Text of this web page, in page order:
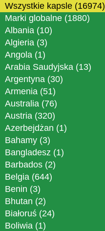
Wszystkie kapsle (16974)
Marki globalne (1880)
Albania (10)
Algieria (3)
Angola (1)
Arabia Saudyjska (13)
Argentyna (30)
Armenia (51)
Australia (76)
Austria (320)
Azerbejdżan (1)
Bahamy (3)
Bangladesz (1)
Barbados (2)
Belgia (644)
Benin (3)
Bhutan (2)
Białoruś (24)
Boliwia (1)